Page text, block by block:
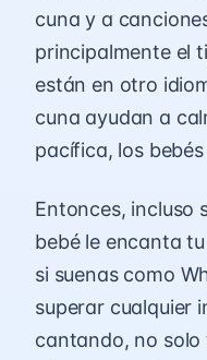
cuna y a
principalmente el
están en otro
cuna ayudan a
pacífica, los
Entonces, incluso
bebé le encanta
si suenas como
superar cualquier
cantando, no